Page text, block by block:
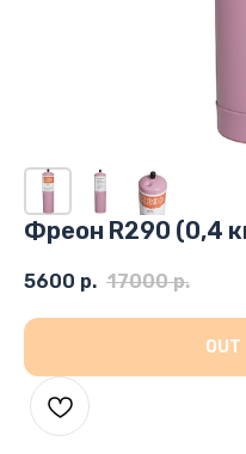
Фреон R290 (0,4
5600 р. 17000 р.
OUT